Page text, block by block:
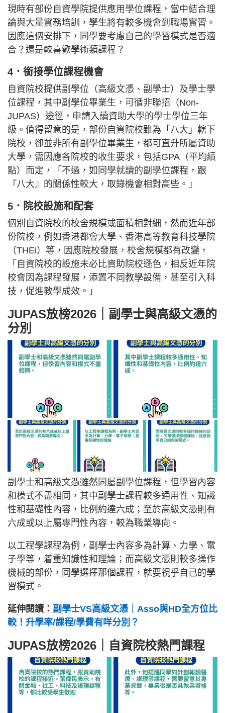
現時有部份自資學院提供應用學位課程，當中結合理
論與大量實務培訓，學生將有較多機會到職場實習。
因應這個安排下，同學要考慮自己的學習模式是否適
合？還是較喜歡學術類課程？
4．銜接學位課程機會
自資院校提供副學位（高級文憑、副學士）及學士學
位課程，其中副學位畢業生，可循非聯招（Non-
JUPAS）途徑，申請入讀資助大學的學士學位三年
級。值得留意的是，部份自資院校雖為「八大」轄下
院校，卻並非所有副學位畢業生，都可直升所屬資助
大學，需因應各院校的收生要求，包括GPA（平均績
點）而定，「不過，如同學就讀的副學位課程，跟
『八大』的關係性較大，取錄機會相對高些。」
5．院校設施和配套
個別自資院校的校舍規模或面積相對細，然而近年部
份院校，例如香港都會大學、香港高等教育科技學院
（THEi）等，因應院校發展，校舍規模都有改變，
「自資院校的設施未必比資助院校遜色，相反近年院
校會因為課程發展，添置不同教學設備，甚至引入科
技，促進教學成效。」
JUPAS放榜2026｜副學士與高級文憑的
分別
副學士和高級文憑雖然同屬副學位課程，但學習內容
和模式不盡相同，其中副學士課程較多通用性、知識
性和基礎性內容，比例約達六成；至於高級文憑則有
六成或以上屬專門性內容，較為職業導向。
以工程學課程為例，副學士內容多為計算、力學、電
子學等，着重知識性和理論；而高級文憑則較多操作
機械的部份，同學選擇那個課程，就要視乎自己的學
習模式。
延伸閱讀： 副學士VS高級文憑｜Asso與HD全方位比
較！升學率/課程/學費有咩分別？
JUPAS放榜2026｜自資院校熱門課程